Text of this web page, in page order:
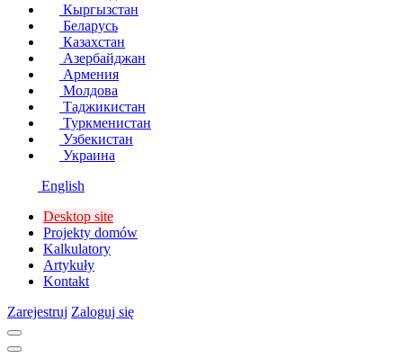
Кыргызстан
Беларусь
Казахстан
Азербайджан
Армения
Молдова
Таджикистан
Туркменистан
Узбекистан
Украина
English
Desktop site
Projekty domów
Kalkulatory
Artykuły
Kontakt
Zarejestruj Zaloguj się